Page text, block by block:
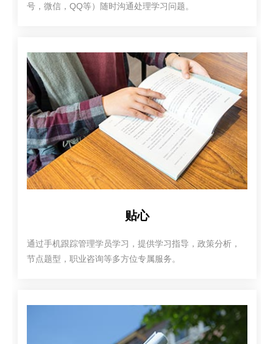
号，微信，QQ等）随时沟通处理学习问题。
贴心
通过手机跟踪管理学员学习，提供学习指导，政策分析，
节点题型，职业咨询等多方位专属服务。